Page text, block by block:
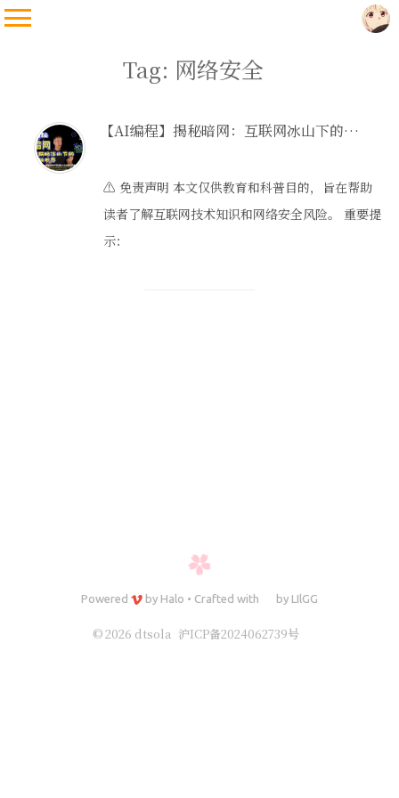
Tag: 网络安全
【AI编程】揭秘暗网：互联网冰山下的隐秘世界
⚠️ 免责声明 本文仅供教育和科普目的，旨在帮助
读者了解互联网技术知识和网络安全风险。 重要提
示：
Powered by Halo • Crafted with by LIlGG
© 2026 dtsola 沪ICP备2024062739号